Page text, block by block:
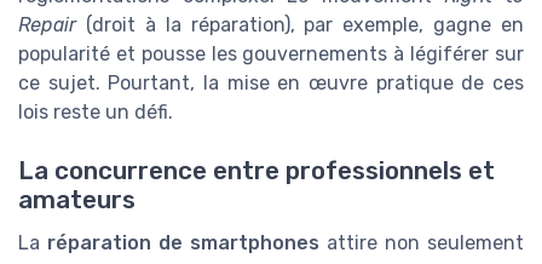
Repair(droit à la réparation), par exemple, gagne en
popularité et pousse les gouvernements à légiférer sur
ce sujet. Pourtant, la mise en œuvre pratique de ces
lois reste un défi.
La concurrence entre professionnels et
amateurs
La réparation de smartphones attire non seulement